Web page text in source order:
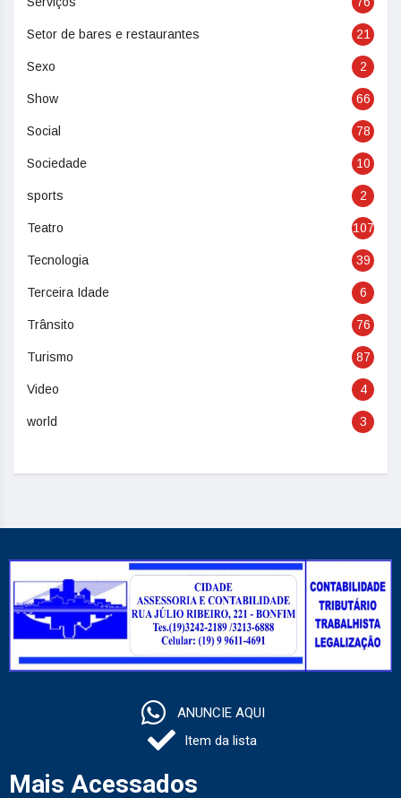
Setor de bares e restaurantes 21
Sexo 2
Show 66
Social 78
Sociedade 10
sports 2
Teatro 107
Tecnologia 39
Terceira Idade 6
Trânsito 76
Turismo 87
Video 4
world 3
ANUNCIE AQUI
Item da lista
Mais Acessados